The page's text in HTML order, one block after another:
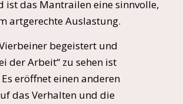
ist das Mantrailen eine sinnvolle,
artgerechte Auslastung.
begeistert und
der Arbeit“ zu sehen ist
eröffnet einen anderen
das Verhalten und die